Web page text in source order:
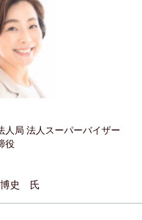
人局 法人スーパーバイザー
役
史 氏